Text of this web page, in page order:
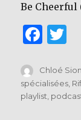
Be Cheerful
F
c
e
it
Auteur
Chloé
spécialisées
playlist